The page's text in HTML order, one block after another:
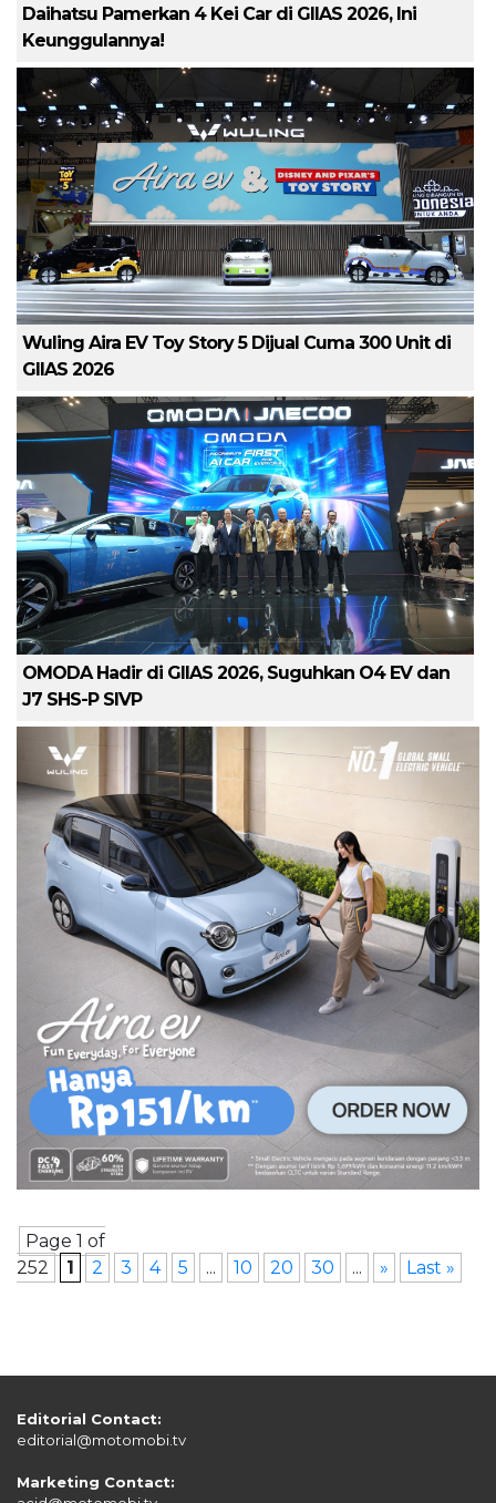
Daihatsu Pamerkan 4 Kei Car di GIIAS 2026, Ini
Keunggulannya!
Wuling Aira EV Toy Story 5 Dijual Cuma 300 Unit di
GIIAS 2026
OMODA Hadir di GIIAS 2026, Suguhkan O4 EV dan
J7 SHS-P SIVP
Page 1 of
252
1 2 3 4 5 ... 10 20 30 ... » Last »
Editorial Contact:
editorial@motomobi.tv
Marketing Contact: